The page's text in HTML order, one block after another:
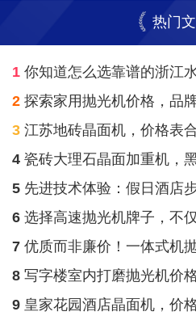
热门
1你知道怎么选靠谱的浙江水泥地面抛光
2探索家用抛光机价格，品牌推荐：
3江苏地砖晶面机，价格表合理
4瓷砖大理石晶面加重机，黑龙
5先进技术体验：假日酒店步
6选择高速抛光机牌子，不仅要看价
7优质而非廉价！一体式机抛光的
8写字楼室内打磨抛光机价格价位，
9皇家花园酒店晶面机，价